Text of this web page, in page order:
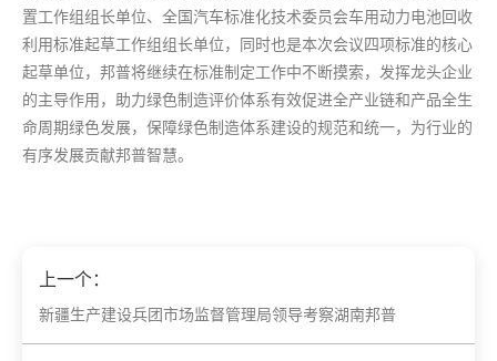
置工作组组长单位、全国汽车标准化技术委员会车用动力电池回收
利用标准起草工作组组长单位，同时也是本次会议四项标准的核心
起草单位，邦普将继续在标准制定工作中不断摸索，发挥龙头企业
的主导作用，助力绿色制造评价体系有效促进全产业链和产品全生
命周期绿色发展，保障绿色制造体系建设的规范和统一，为行业的
有序发展贡献邦普智慧。
上一个：
新疆生产建设兵团市场监督管理局领导考察湖南邦普